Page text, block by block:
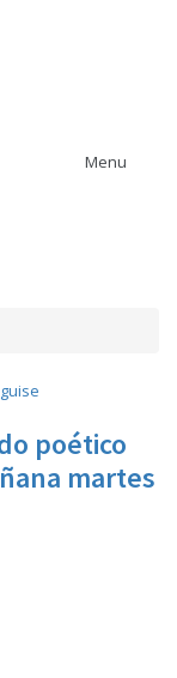
de Tías
de
Menu
poético
martes